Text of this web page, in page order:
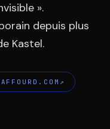
».
depuis plus
Kastel.
↗